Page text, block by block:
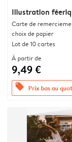
Illustration
Carte de
choix de papier
Lot de 10 cartes
À partir de
9,49 €
offers Prix bas au